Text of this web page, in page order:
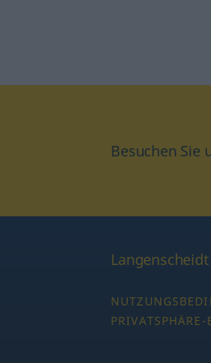
Besuchen Sie
Langenscheidt